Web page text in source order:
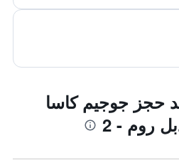
حجز جوجيم كاسا
روم - 2